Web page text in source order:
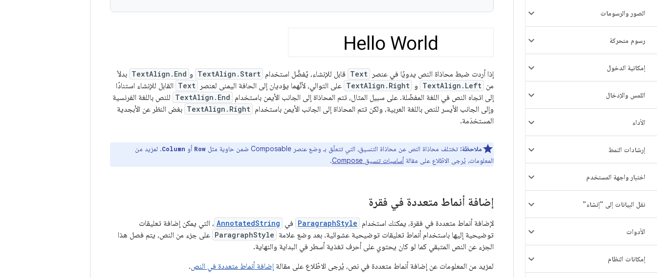
الصور والرسومات
رسوم متحركة
إمكانية الدخول
اللمس والإدخال
الأداء
إرشادات النمط
اختبار واجهة المستخدم
نقل البيانات إلى "إنشاء"
الأدوات
إمكانات النظام
إذا أردت ضبط محاذاة النص يدويًا في عنصر Text قابل للإنشاء، يُفضَّل استخدام TextAlign.Start و TextAlign.End بدلاً
من TextAlign.Left و TextAlign.Right على التوالي، لأنّهما يؤديان إلى الحافة اليمنى لعنصر Text القابل للإنشاء استنادًا
إلى اتجاه النص في اللغة المفضّلة. على سبيل المثال، تتم المحاذاة إلى الجانب الأيمن باستخدام TextAlign.End للنص باللغة الفرنسية
وإلى الجانب الأيسر للنص باللغة العربية، ولكن تتم المحاذاة إلى الجانب الأيمن باستخدام TextAlign.Right بغض النظر عن الأبجدية
المستخدَمة.
ملاحظة: تختلف محاذاة النص عن محاذاة التنسيق، التي تتعلّق بـ وضع عنصر Composable ضمن حاوية مثل Row أو Column. لمزيد من
المعلومات، يُرجى الاطّلاع على مقالة أساسيات تنسيق Compose .
إضافة أنماط متعددة في فقرة
لإضافة أنماط متعددة في فقرة، يمكنك استخدام ParagraphStyle في AnnotatedString ، التي يمكن إضافة تعليقات
توضيحية إليها باستخدام أنماط تعليقات توضيحية عشوائية. بعد وضع علامة ParagraphStyle على جزء من النص، يتم فصل هذا
الجزء عن النص المتبقي كما لو كان يحتوي على أحرف تغذية أسطر في البداية والنهاية.
لمزيد من المعلومات عن إضافة أنماط متعددة في نص، يُرجى الاطّلاع على مقالة إضافة أنماط متعددة في النص.